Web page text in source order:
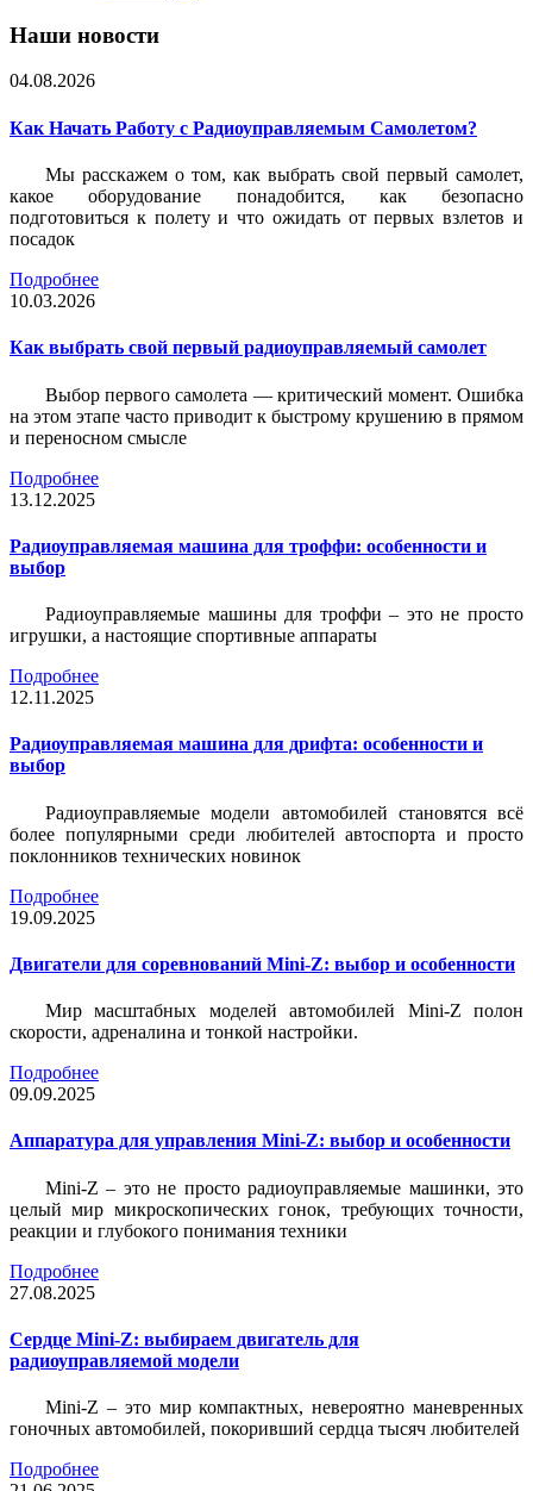
Наши новости
04.08.2026
Как Начать Работу с Радиоуправляемым Самолетом?
Мы расскажем о том, как выбрать свой первый самолет,
какое оборудование понадобится, как безопасно
подготовиться к полету и что ожидать от первых взлетов и
посадок
Подробнее
10.03.2026
Как выбрать свой первый радиоуправляемый самолет
Выбор первого самолета — критический момент. Ошибка
на этом этапе часто приводит к быстрому крушению в прямом
и переносном смысле
Подробнее
13.12.2025
Радиоуправляемая машина для троффи: особенности и
выбор
Радиоуправляемые машины для троффи – это не просто
игрушки, а настоящие спортивные аппараты
Подробнее
12.11.2025
Радиоуправляемая машина для дрифта: особенности и
выбор
Радиоуправляемые модели автомобилей становятся всё
более популярными среди любителей автоспорта и просто
поклонников технических новинок
Подробнее
19.09.2025
Двигатели для соревнований Mini-Z: выбор и особенности
Мир масштабных моделей автомобилей Mini-Z полон
скорости, адреналина и тонкой настройки.
Подробнее
09.09.2025
Аппаратура для управления Mini-Z: выбор и особенности
Mini-Z – это не просто радиоуправляемые машинки, это
целый мир микроскопических гонок, требующих точности,
реакции и глубокого понимания техники
Подробнее
27.08.2025
Сердце Mini-Z: выбираем двигатель для
радиоуправляемой модели
Mini-Z – это мир компактных, невероятно маневренных
гоночных автомобилей, покоривший сердца тысяч любителей
Подробнее